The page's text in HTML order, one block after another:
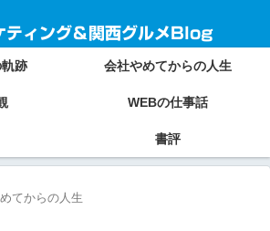
ティング＆関西グルメBlog
跡 会社やめてからの人生
WEBの仕事話
書評
てからの人生